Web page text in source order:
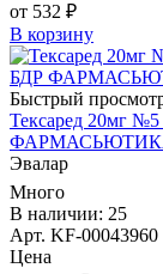
от 532 ₽
В корзину
Быстрый
Тексаред 20мг
Эвалар
Много
В наличии: 25
Арт. KF-00043960
Цена